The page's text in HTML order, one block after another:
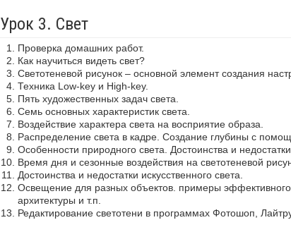
Урок 3. Свет
Проверка домашних работ.
Как научиться видеть свет?
Светотеневой рисунок – основной элемент создания
Техника Low-key и High-key.
Пять художественных задач света.
Семь основных характеристик света.
Воздействие характера света на восприятие образа.
Распределение света в кадре. Создание глубины с
Особенности природного света. Достоинства и недостатки.
Время дня и сезонные воздействия на светотеневой
Достоинства и недостатки искусственного света.
Освещение для разных объектов. примеры
архитектуры и т.п.
Редактирование светотени в программах Фотошоп,